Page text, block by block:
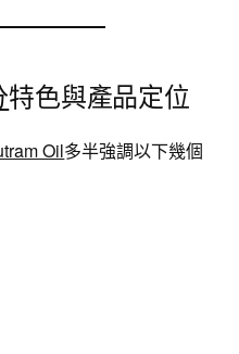
特色與產品定位
Oil多半強調以下幾個